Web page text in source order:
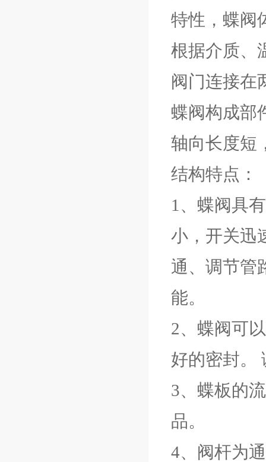
特性，蝶阀
根据介质、
阀门连接在
蝶阀构成部
轴向长度短
结构特点：
1、蝶阀具
小，开关迅
通、调节管
能。
2、蝶阀可
好的密封。
3、蝶板的
品。
4、阀杆为